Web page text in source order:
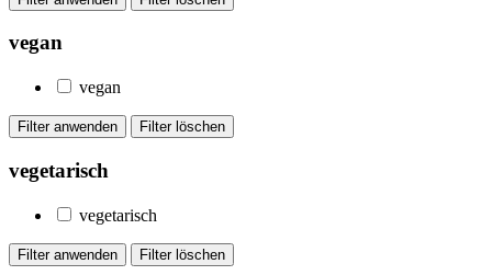
vegan
vegan
vegetarisch
vegetarisch